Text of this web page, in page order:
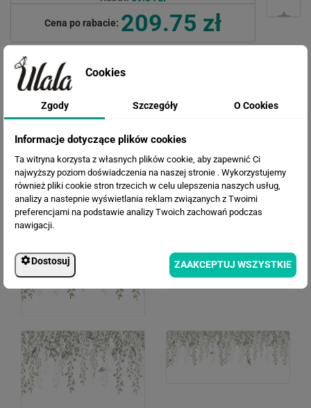
Cena po rabacie: 209.75 zł
WERSJE KOLORYSTYCZNE
Cookies
Zgody Szczegóły O Cookies
Informacje dotyczące plików cookies
Ta witryna korzysta z własnych plików cookie, aby zapewnić Ci
najwyższy poziom doświadczenia na naszej stronie . Wykorzystujemy
również pliki cookie stron trzecich w celu ulepszenia naszych usług,
analizy a nastepnie wyświetlania reklam związanych z Twoimi
preferencjami na podstawie analizy Twoich zachowań podczas
nawigacji.
Dostosuj ZAAKCEPTUJ WSZYSTKIE